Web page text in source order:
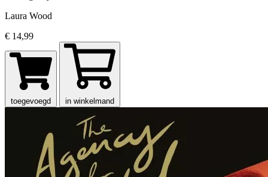
Laura Wood
€ 14,99
toegevoegd in winkelmand